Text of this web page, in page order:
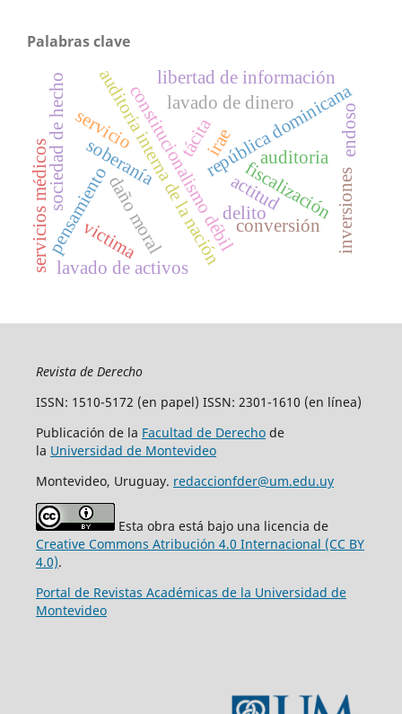
Palabras clave
constitucionalismo débilrepública dominicana
fiscalización
auditoria
auditoria interna de la nación
soberanía
pensamiento actitud
libertad de información
lavado de activos
lavado de dinero
delito
daño moral
servicios médicos inversiones
sociedad de hecho irae
conversión
tácita
servicio endoso
victima
Revista de Derecho
ISSN: 1510-5172 (en papel) ISSN: 2301-1610 (en línea)
Publicación de la Facultad de Derechode
la Universidad de Montevideo
Montevideo, Uruguay. redaccionfder@um.edu.uy
Esta obra está bajo una licencia de
Creative Commons Atribución 4.0 Internacional (CC BY
4.0).
Portal de Revistas Académicas de la Universidad de
Montevideo